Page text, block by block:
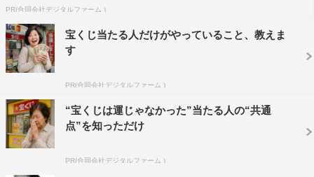
PR(合同会社デジタルファーム )
宝くじ当たる人だけがやっていること、教えま
す
PR(合同会社デジタルファーム )
“宝くじは運じゃなかった”当たる人の“共通
点”を知っただけ
PR(合同会社デジタルファーム )